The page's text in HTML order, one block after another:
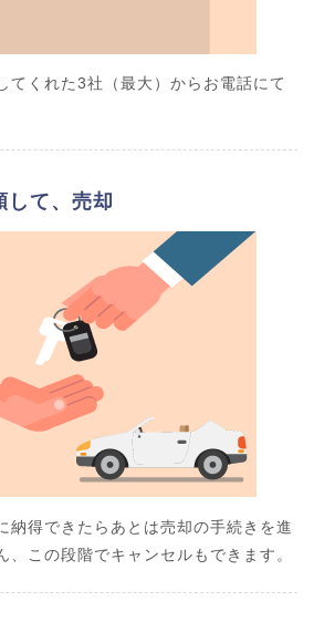
てくれた3社（最大）からお電話にて
して、売却
納得できたらあとは売却の手続きを進
、この段階でキャンセルもできます。